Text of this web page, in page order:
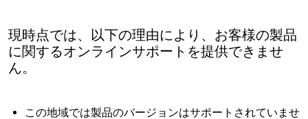
現時点では、以下の理由により、お客様の製品
に関するオンラインサポートを提供できませ
ん。
この地域では製品のバージョンはサポートされていませ